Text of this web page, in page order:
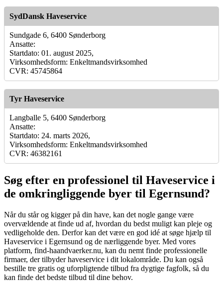
SydDansk Haveservice
Sundgade 6, 6400 Sønderborg
Ansatte:
Startdato: 01. august 2025,
Virksomhedsform: Enkeltmandsvirksomhed
CVR: 45745864
Tyr Haveservice
Langballe 5, 6400 Sønderborg
Ansatte:
Startdato: 24. marts 2026,
Virksomhedsform: Enkeltmandsvirksomhed
CVR: 46382161
Søg efter en professionel til Haveservice i
de omkringliggende byer til Egernsund?
Når du står og kigger på din have, kan det nogle gange være
overvældende at finde ud af, hvordan du bedst muligt kan pleje og
vedligeholde den. Derfor kan det være en god idé at søge hjælp til
Haveservice i Egernsund og de nærliggende byer. Med vores
platform, find-haandvaerker.nu, kan du nemt finde professionelle
firmaer, der tilbyder haveservice i dit lokalområde. Du kan også
bestille tre gratis og uforpligtende tilbud fra dygtige fagfolk, så du
kan finde det bedste tilbud til dine behov.